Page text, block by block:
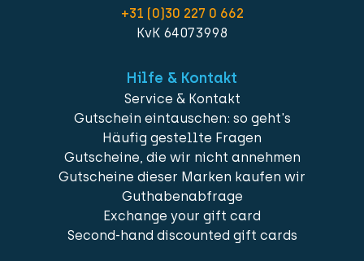
+31 (0)30 227 0 662
KvK 64073998
Hilfe & Kontakt
Service & Kontakt
Gutschein eintauschen: so geht's
Häufig gestellte Fragen
Gutscheine, die wir nicht annehmen
Gutscheine dieser Marken kaufen wir
Guthabenabfrage
Exchange your gift card
Second-hand discounted gift cards